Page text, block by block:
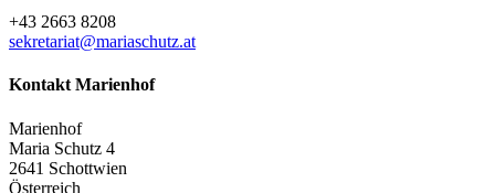
+43 2663 8208
sekretariat@mariaschutz.at
Kontakt Marienhof
Marienhof
Maria Schutz 4
2641 Schottwien
Österreich